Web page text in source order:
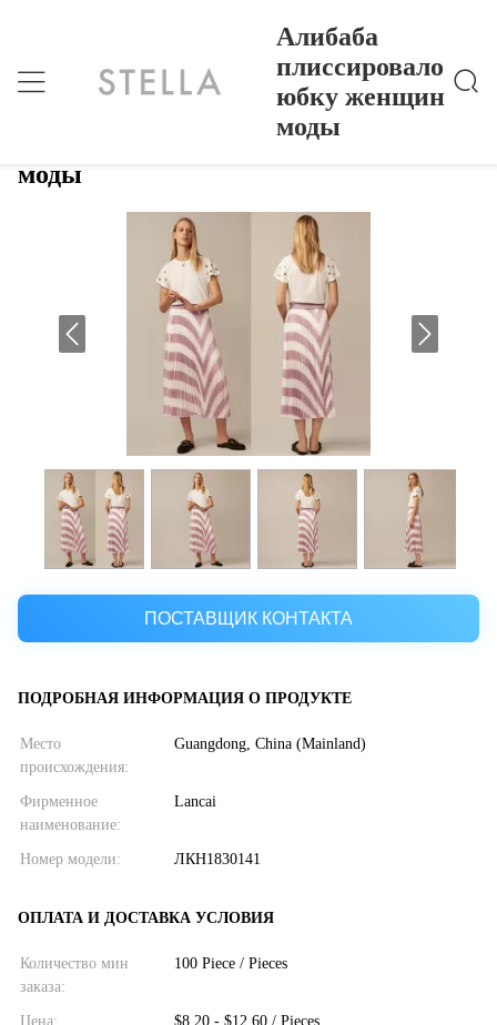
Алибаба
плиссировало
юбку женщин
моды
Главная Страница > Products > Алибаба Плиссировало Юбку Женщин Моды
Алибаба плиссировало юбку женщин
моды
ПОСТАВЩИК КОНТАКТА
ПОДРОБНАЯ ИНФОРМАЦИЯ О ПРОДУКТЕ
Место
происхождения:
Guangdong, China (Mainland)
Фирменное
наименование:
Lancai
Номер модели: ЛКН1830141
ОПЛАТА И ДОСТАВКА УСЛОВИЯ
Количество мин
заказа:
100 Piece / Pieces
Цена: $8.20 - $12.60 / Pieces